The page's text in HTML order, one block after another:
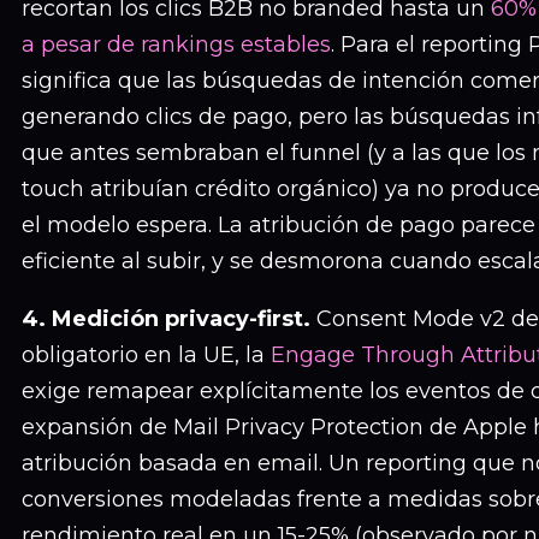
recortan los clics B2B no branded hasta un
a pesar de rankings estables. Para el reporting
significa que las búsquedas de intención
generando clics de pago, pero las búsquedas
que antes sembraban el funnel (y a las que
touch atribuían crédito orgánico) ya no
el modelo espera. La atribución de pago
eficiente al subir, y se desmorona cuando
4. Medición privacy-first. Consent Mode v2
obligatorio en la UE, la Engage Through
exige remapear explícitamente los eventos de
expansión de Mail Privacy Protection de Apple
atribución basada en email. Un reporting que
conversiones modeladas frente a medidas